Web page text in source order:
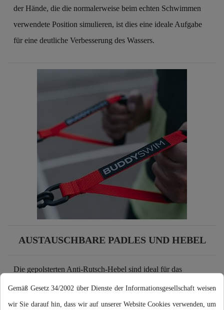
der Hände, die die normalerweise beim echten Schwimmen
verwendete Position simulieren, ist dies eine ideale Aufgabe
für eine deutliche Verbesserung des Wassers.
AUSTAUSCHBARE PADLES UND HEBEL
Die gepolsterten Anti-Rutsch-Hebel sind ideal für das
Arbeiten mit explosiver Kraft und maximaler Kraft bei
besserer Bewegungskontrolle. Sie werden auch für die
Gemäß Gesetz 34/2002 über Dienste der Informationsgesellschaft weisen
wir Sie darauf hin, dass wir auf unserer Website Cookies verwenden, um